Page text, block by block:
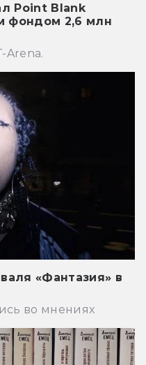
Point Blank
фондом 2,6 млн
Arena.
«Фантазия» в
во мнениях